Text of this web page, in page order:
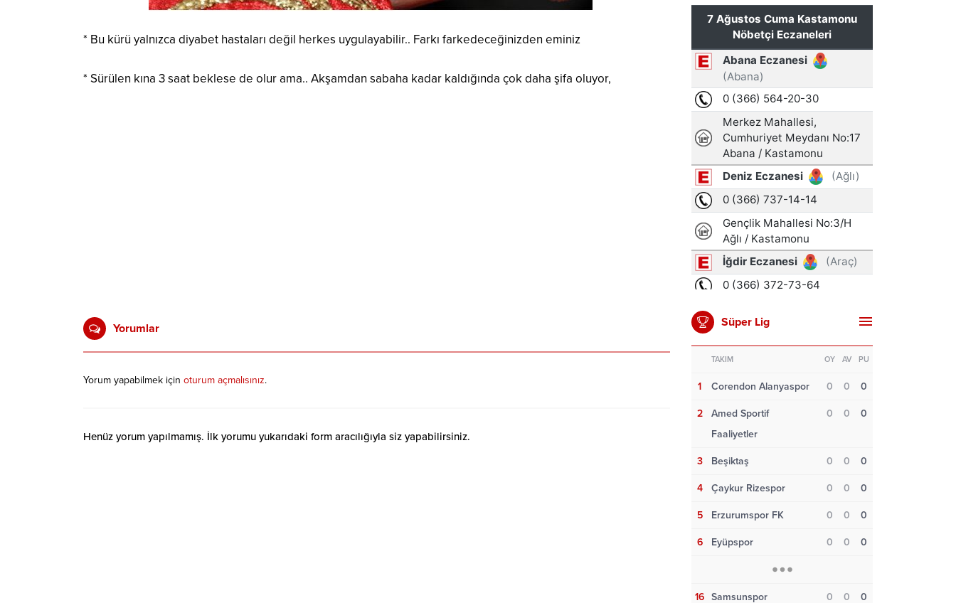
* Bu kürü yalnızca diyabet hastaları değil herkes uygulayabilir.. Farkı farkedeceğinizden eminiz
* Sürülen kına 3 saat beklese de olur ama.. Akşamdan sabaha kadar kaldığında çok daha şifa oluyor,
Yorumlar
Yorum yapabilmek için oturum açmalısınız.
Henüz yorum yapılmamış. İlk yorumu yukarıdaki form aracılığıyla siz yapabilirsiniz.
Süper Lig
TAKIM OY AV PU
1 Corendon Alanyaspor 0 0 0
2
Amed Sportif
Faaliyetler
0 0 0
3 Beşiktaş 0 0 0
4 Çaykur Rizespor 0 0 0
5 Erzurumspor FK 0 0 0
6 Eyüpspor 0 0 0
16 Samsunspor 0 0 0